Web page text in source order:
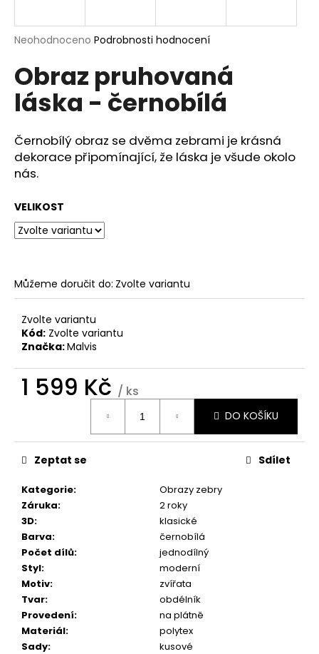
Průměrné
produktu
je
0,0
hvězdiček.
Neohodnoceno Podrobnosti hodnocení
Obraz pruhovaná
láska - černobílá
Černobílý obraz se dvěma zebrami je krásná
dekorace připomínající, že láska je všude okolo
nás.
VELIKOST
Můžeme doručit do: Zvolte variantu
Zvolte variantu
Kód: Zvolte variantu
Značka:Malvis
1 599 Kč / ks
DO KOŠÍKU
Kategorie:
Obrazy zebry
Záruka:
2 roky
3D:
klasické
Barva:
černobílá
Počet dílů:
jednodílný
Styl:
moderní
Motiv:
zvířata
Tvar:
obdélník
Provedení:
na plátně
Materiál:
polytex
Sady:
kusové
Zeptat se Sdílet
j
t
?
HLEDAT
D
o
r
č
u
e
m
BROOKLYN
BRIDGE
MANHATTAN
598
Kč